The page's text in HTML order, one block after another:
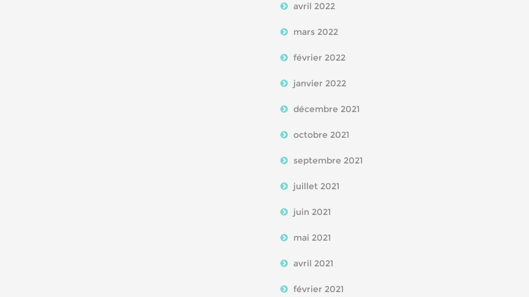
avril 2022
mars 2022
février 2022
janvier 2022
décembre 2021
octobre 2021
septembre 2021
juillet 2021
juin 2021
mai 2021
avril 2021
février 2021